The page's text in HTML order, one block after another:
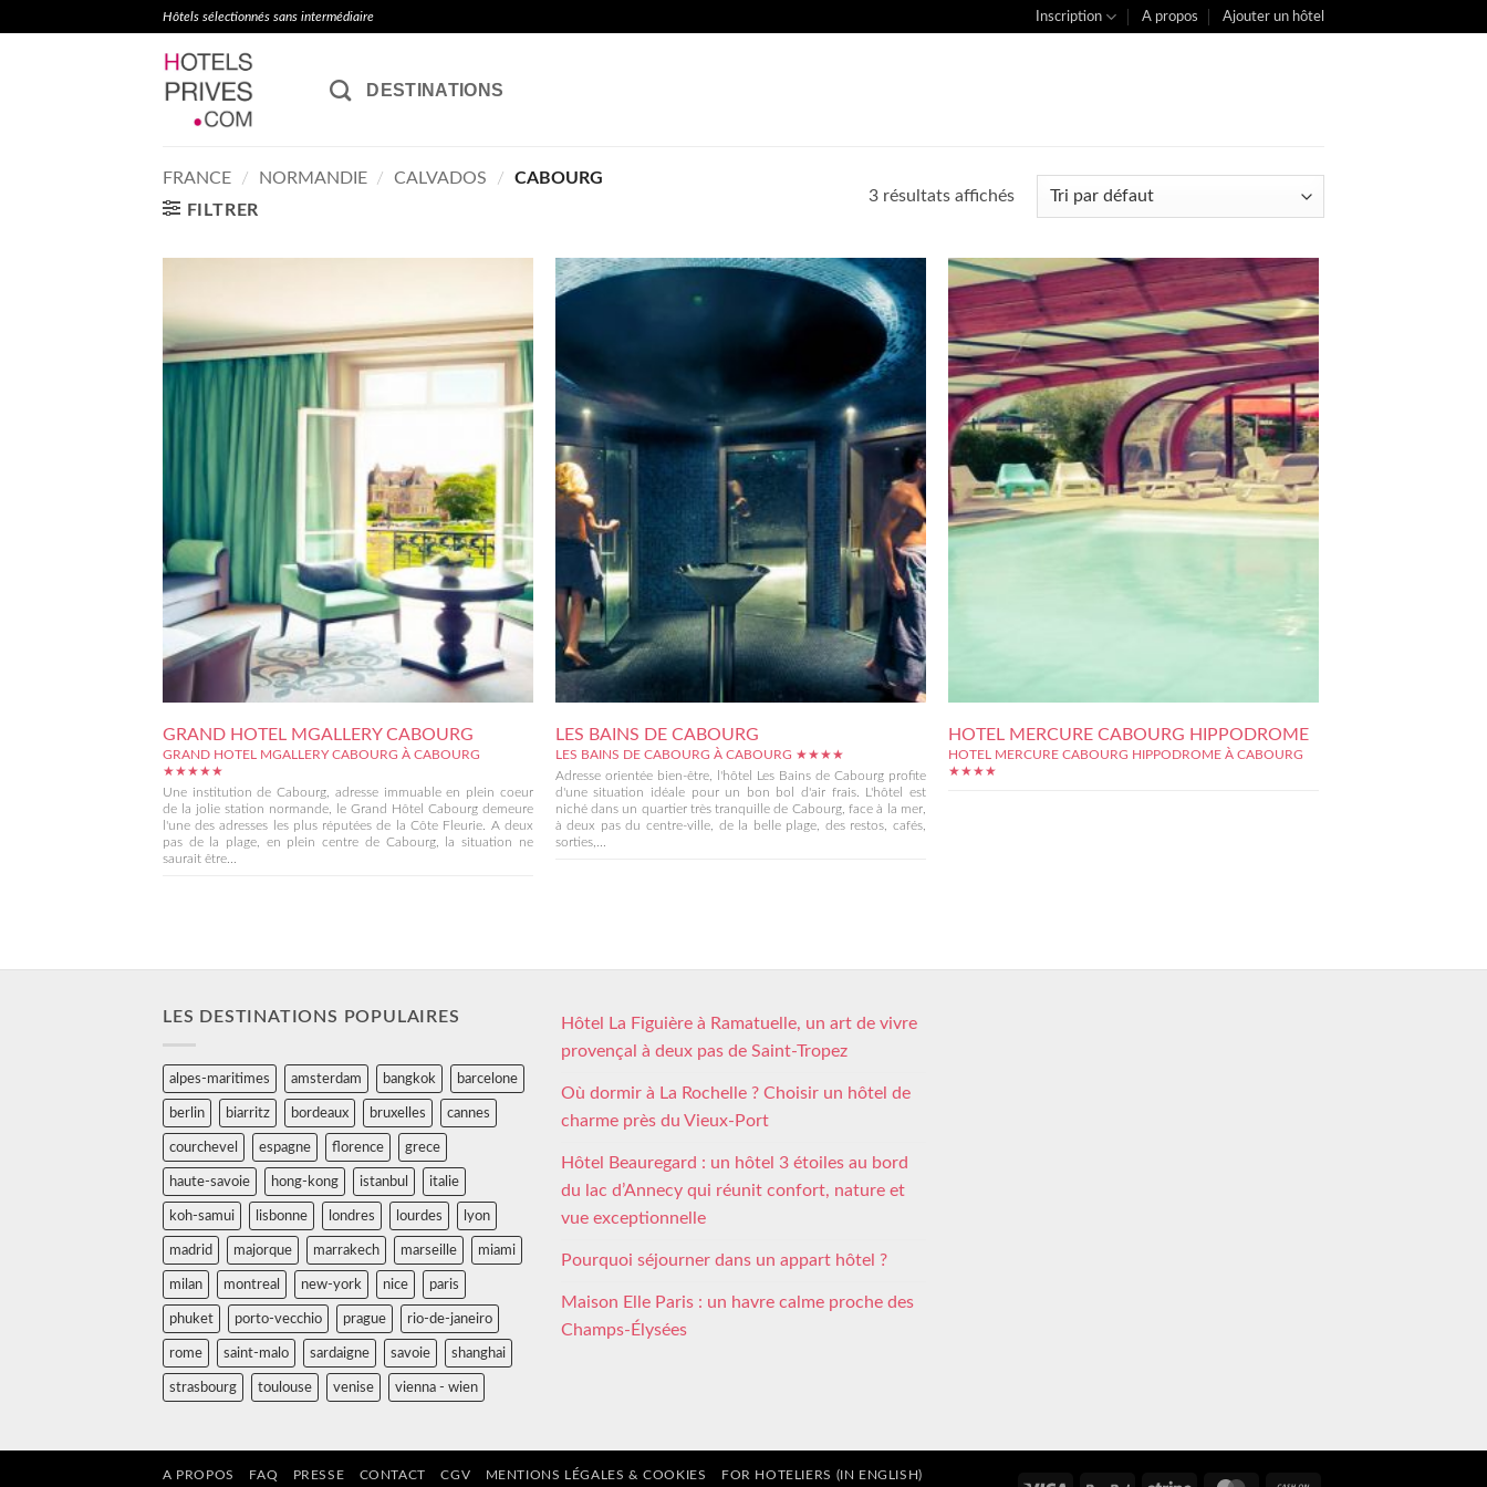
Hôtels sélectionnés sans intermédiaire Inscription A propos Ajouter un hôtel
DESTINATIONS
FRANCE / NORMANDIE / CALVADOS /
CABOURG
FILTRER
3 résultats affichés
GRAND HOTEL MGALLERY CABOURG
GRAND HOTEL MGALLERY CABOURG À CABOURG
★★★★★
Une institution de Cabourg, adresse immuable en plein coeur
de la jolie station normande, le Grand Hôtel Cabourg demeure
l'une des adresses les plus réputées de la Côte Fleurie. A deux
pas de la plage, en plein centre de Cabourg, la situation ne
saurait être...
LES BAINS DE CABOURG
LES BAINS DE CABOURG À CABOURG ★★★★
Adresse orientée bien-être, l'hôtel Les Bains de Cabourg profite
d'une situation idéale pour un bon bol d'air frais. L'hôtel est
niché dans un quartier très tranquille de Cabourg, face à la mer,
à deux pas du centre-ville, de la belle plage, des restos, cafés,
sorties,...
HOTEL MERCURE CABOURG HIPPODROME
HOTEL MERCURE CABOURG HIPPODROME À CABOURG
★★★★
LES DESTINATIONS POPULAIRES
alpes-maritimes amsterdam bangkok barcelone
berlin biarritz bordeaux bruxelles cannes
courchevel espagne florence grece
haute-savoie hong-kong istanbul italie
koh-samui lisbonne londres lourdes lyon
madrid majorque marrakech marseille miami
milan montreal new-york nice paris
phuket porto-vecchio prague rio-de-janeiro
rome saint-malo sardaigne savoie shanghai
strasbourg toulouse venise vienna - wien
Hôtel La Figuière à Ramatuelle, un art de vivre
provençal à deux pas de Saint-Tropez
Où dormir à La Rochelle ? Choisir un hôtel de
charme près du Vieux-Port
Hôtel Beauregard : un hôtel 3 étoiles au bord
du lac d’Annecy qui réunit confort, nature et
vue exceptionnelle
Pourquoi séjourner dans un appart hôtel ?
Maison Elle Paris : un havre calme proche des
Champs-Élysées
A PROPOS FAQ PRESSE CONTACT CGV MENTIONS LÉGALES & COOKIES FOR HOTELIERS (IN ENGLISH)